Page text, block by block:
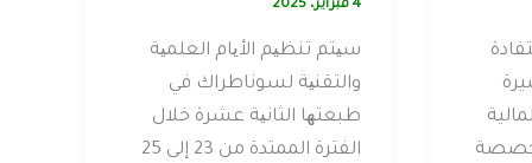
4 فبراير، 2025
سیتم تنظیم الأیام العلمیة
والتقنیة لسوناطراك في
طبعتھا الثانیة عشرة خلال
الفترة الممتدة من 23 إلى 25